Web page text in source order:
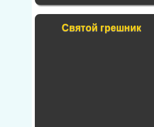
Святой грешник